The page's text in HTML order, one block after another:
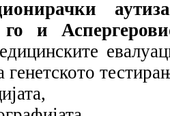
и
генетското